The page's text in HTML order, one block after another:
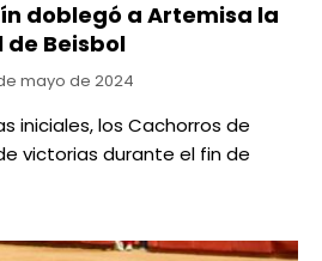
doblegó a Artemisa la
de Beisbol
mayo de 2024
iniciales, los Cachorros de
victorias durante el fin de